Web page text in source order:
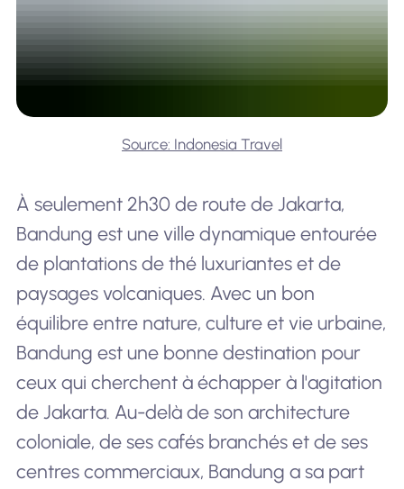
Source: Indonesia Travel
À seulement 2h30 de route de Jakarta,
Bandung est une ville dynamique entourée
de plantations de thé luxuriantes et de
paysages volcaniques. Avec un bon
équilibre entre nature, culture et vie urbaine,
Bandung est une bonne destination pour
ceux qui cherchent à échapper à l'agitation
de Jakarta. Au-delà de son architecture
coloniale, de ses cafés branchés et de ses
centres commerciaux, Bandung a sa part